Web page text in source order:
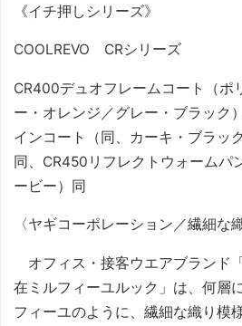
《イチ押しシリーズ》
COOLREVO CRシリーズ
CR400デュオフレームコート（ポ
ー・オレンジ／グレー・ブラック
インコート（同、カーキ・ブラッ
同、CR450リフレクトウォームパ
ービー）同
〈ヤギコーポレーション／繊細な
オフィス・接客ウエアブランド
在ミルフィーユルック」は、何層
フィーユのように、繊細な織り模